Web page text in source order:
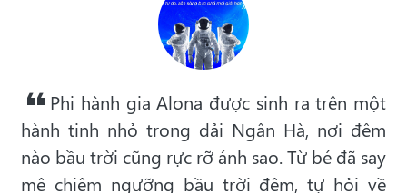
Phi hành gia Alona được sinh ra trên một
hành tinh nhỏ trong dải Ngân Hà, nơi đêm
nào bầu trời cũng rực rỡ ánh sao. Từ bé đã say
mê chiêm ngưỡng bầu trời đêm, tự hỏi về